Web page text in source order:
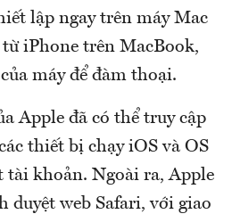
lập ngay trên máy Mac
iPhone trên MacBook,
máy để đàm thoại.
Apple đã có thể truy cập
thiết bị chạy iOS và OS
tài khoản. Ngoài ra, Apple
duyệt web Safari, với giao